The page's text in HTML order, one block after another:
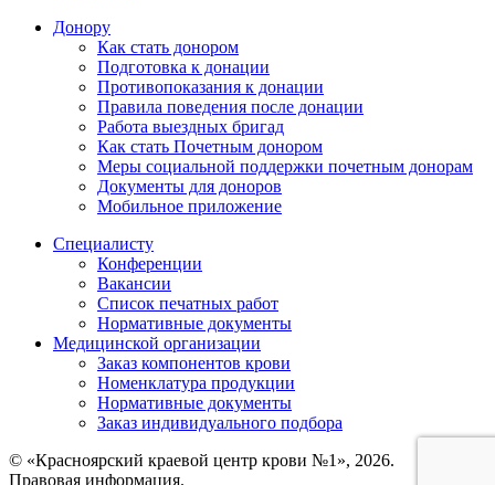
Донору
Как стать донором
Подготовка к донации
Противопоказания к донации
Правила поведения после донации
Работа выездных бригад
Как стать Почетным донором
Меры социальной поддержки почетным донорам
Документы для доноров
Мобильное приложение
Специалисту
Конференции
Вакансии
Список печатных работ
Нормативные документы
Медицинской организации
Заказ компонентов крови
Номенклатура продукции
Нормативные документы
Заказ индивидуального подбора
© «Красноярский краевой центр крови №1», 2026.
Правовая информация.